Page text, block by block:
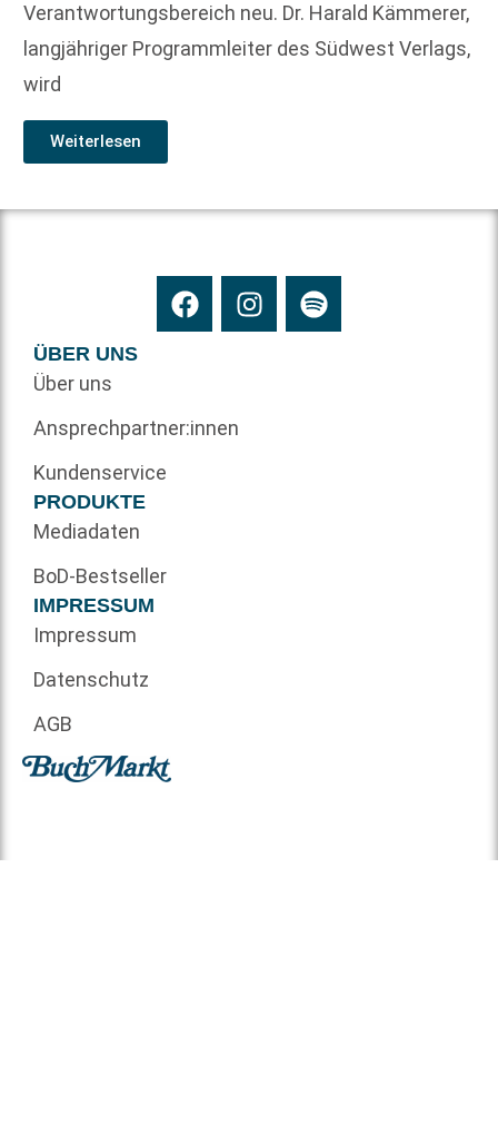
Verantwortungsbereich neu. Dr. Harald Kämmerer,
langjähriger Programmleiter des Südwest Verlags,
wird
Weiterlesen
ÜBER UNS
Über uns
Ansprechpartner:innen
Kundenservice
PRODUKTE
Mediadaten
BoD-Bestseller
IMPRESSUM
Impressum
Datenschutz
AGB